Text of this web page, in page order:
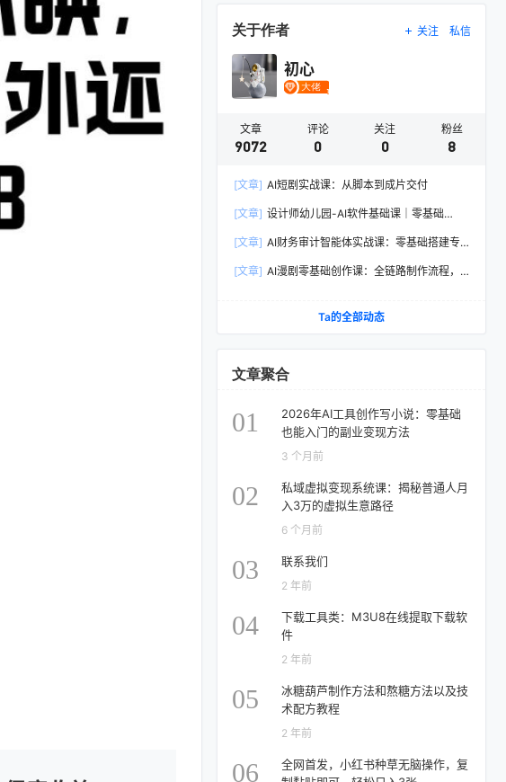
关于作者 关注 私信
初心
文章
9072
评论
0
关注
0
粉丝
8
[文章] AI短剧实战课：从脚本到成片交付
[文章] 设计师幼儿园-AI软件基础课｜零基础
素材包
[文章] AI财务审计智能体实战课：零基础搭建专
[文章] AI漫剧零基础创作课：全链路制作流程，
Ta的全部动态
文章聚合
01
2026年AI工具创作写小说：零基础
也能入门的副业变现方法
3 个月前
02
私域虚拟变现系统课：揭秘普通人月
入3万的虚拟生意路径
6 个月前
03 联系我们
2 年前
04
下载工具类：M3U8在线提取下载软
件
2 年前
05
冰糖葫芦制作方法和熬糖方法以及技
术配方教程
2 年前
06
全网首发，小红书种草无脑操作，复